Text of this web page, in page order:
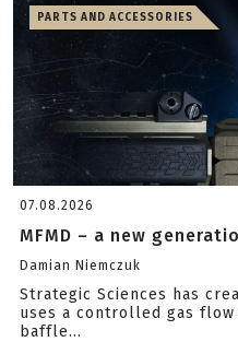
PARTS AND ACCESSORIES
07.08.2026
MFMD – a new
Damian Niemczuk
Strategic Sciences has
uses a controlled gas
baffle...